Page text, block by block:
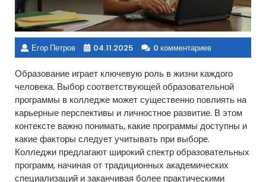
Егор Петров 04.11.2025 0 комментариев
Образование играет ключевую роль в жизни каждого
человека. Выбор соответствующей образовательной
программы в колледже может существенно повлиять на
карьерные перспективы и личностное развитие. В этом
контексте важно понимать, какие программы доступны и
какие факторы следует учитывать при выборе.
Колледжи предлагают широкий спектр образовательных
программ, начиная от традиционных академических
специализаций и заканчивая более практическими